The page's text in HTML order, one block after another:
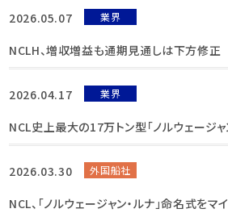
2026.05.07 業界
NCLH、増収増益も通期見通しは下方修正
2026.04.17 業界
NCL史上最大の17万トン型「ノルウェージャ
2026.03.30 外国船社
NCL、「ノルウェージャン・ルナ」命名式をマ